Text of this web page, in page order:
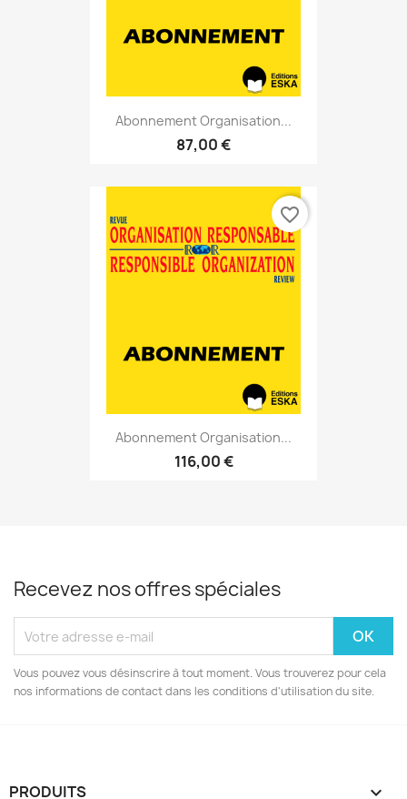
Abonnement Organisation...
87,00 €
Abonnement Organisation...
116,00 €
favorite_border
Recevez nos offres spéciales
Vous pouvez vous désinscrire à tout moment. Vous trouverez pour cela
nos informations de contact dans les conditions d'utilisation du site.
PRODUITS 